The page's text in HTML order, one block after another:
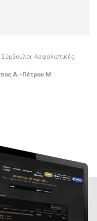
Ασφαλιστικές
Α.-Πέτρου Μ